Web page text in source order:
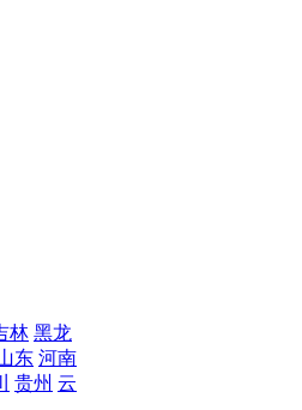
林 黑龙
东 河南
贵州 云